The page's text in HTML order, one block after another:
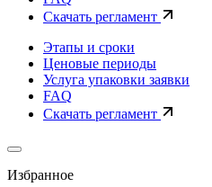
Скачать регламент
Этапы и сроки
Ценовые периоды
Услуга упаковки заявки
FAQ
Скачать регламент
Избранное